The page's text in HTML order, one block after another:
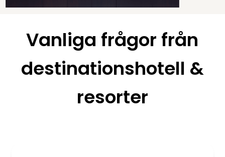
Vanliga frågor från
destinationshotell &
resorter